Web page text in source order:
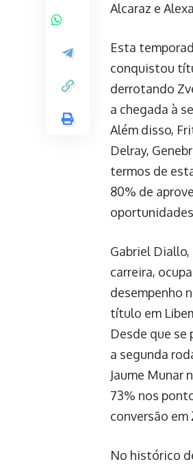
Alcaraz e
Esta
conquistou
derrotando
a chegada à
Além disso,
Delray,
termos de
80% de
Gabriel
carreira,
desempenho
título em
Desde que se
a segunda
Jaume Munar
73% nos
conversão
No histórico